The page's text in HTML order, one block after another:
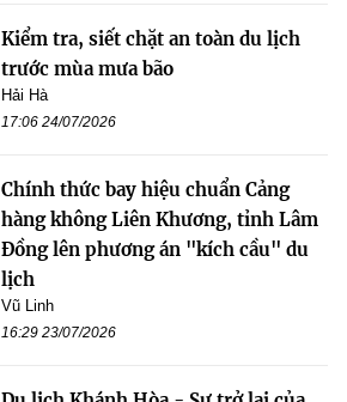
Kiểm tra, siết chặt an toàn du lịch
trước mùa mưa bão
Hải Hà
17:06 24/07/2026
Chính thức bay hiệu chuẩn Cảng
hàng không Liên Khương, tỉnh Lâm
Đồng lên phương án "kích cầu" du
lịch
Vũ Linh
16:29 23/07/2026